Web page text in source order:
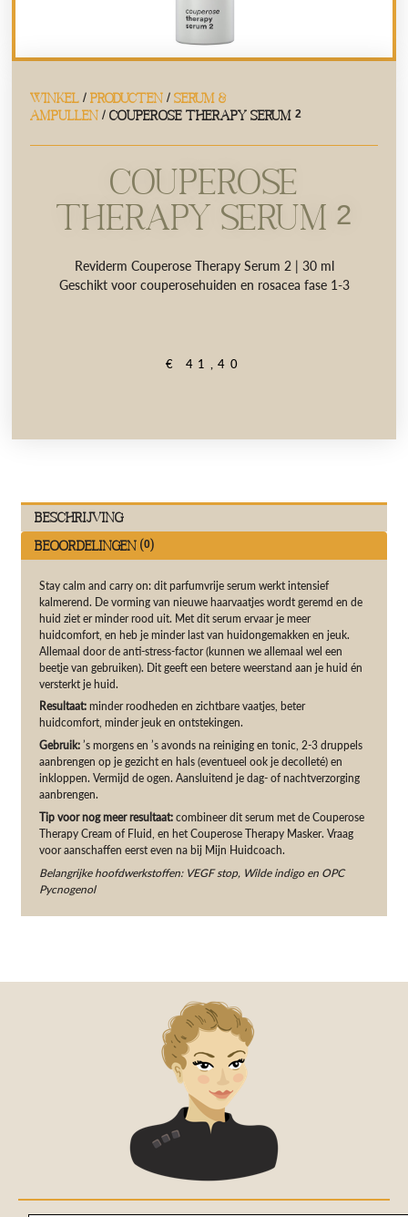
WINKEL /PRODUCTEN /SERUM &
AMPULLEN / COUPEROSE THERAPY SERUM 2
COUPEROSE
THERAPY SERUM 2
Reviderm Couperose Therapy Serum 2 | 30 ml
Geschikt voor couperosehuiden en rosacea fase 1-3
€ 41,40
Beschrijving
Beoordelingen (0)
Stay calm and carry on: dit parfumvrije serum werkt intensief
kalmerend. De vorming van nieuwe haarvaatjes wordt geremd en de
huid ziet er minder rood uit. Met dit serum ervaar je meer
huidcomfort, en heb je minder last van huidongemakken en jeuk.
Allemaal door de anti-stress-factor (kunnen we allemaal wel een
beetje van gebruiken). Dit geeft een betere weerstand aan je huid én
versterkt je huid.
Resultaat: minder roodheden en zichtbare vaatjes, beter
huidcomfort, minder jeuk en ontstekingen.
Gebruik: ’s morgens en ’s avonds na reiniging en tonic, 2-3 druppels
aanbrengen op je gezicht en hals (eventueel ook je decolleté) en
inkloppen. Vermijd de ogen. Aansluitend je dag- of nachtverzorging
aanbrengen.
Tip voor nog meer resultaat: combineer dit serum met de Couperose
Therapy Cream of Fluid, en het Couperose Therapy Masker. Vraag
voor aanschaffen eerst even na bij Mijn Huidcoach.
Belangrijke hoofdwerkstoffen: VEGF stop, Wilde indigo en OPC
Pycnogenol